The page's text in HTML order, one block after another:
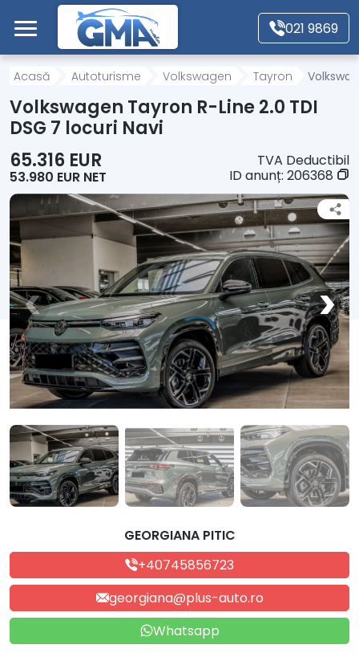
Mergi direct la conținutul principal
021 9869
Acasă
Autoturisme
Motociclete
Autoutilitare
Alte tipuri vehicule
Despre Noi
Contact
Acasă Autoturisme Volkswagen Tayron
Volkswagen Tayron R-Line 2.0 TDI
DSG 7 locuri Navi
65.316 EUR
53.980 EUR NET
TVA Deductibil
ID anunț: 206368
GEORGIANA PITIC
+40745856723
georgiana@plus-auto.ro
Whatsapp